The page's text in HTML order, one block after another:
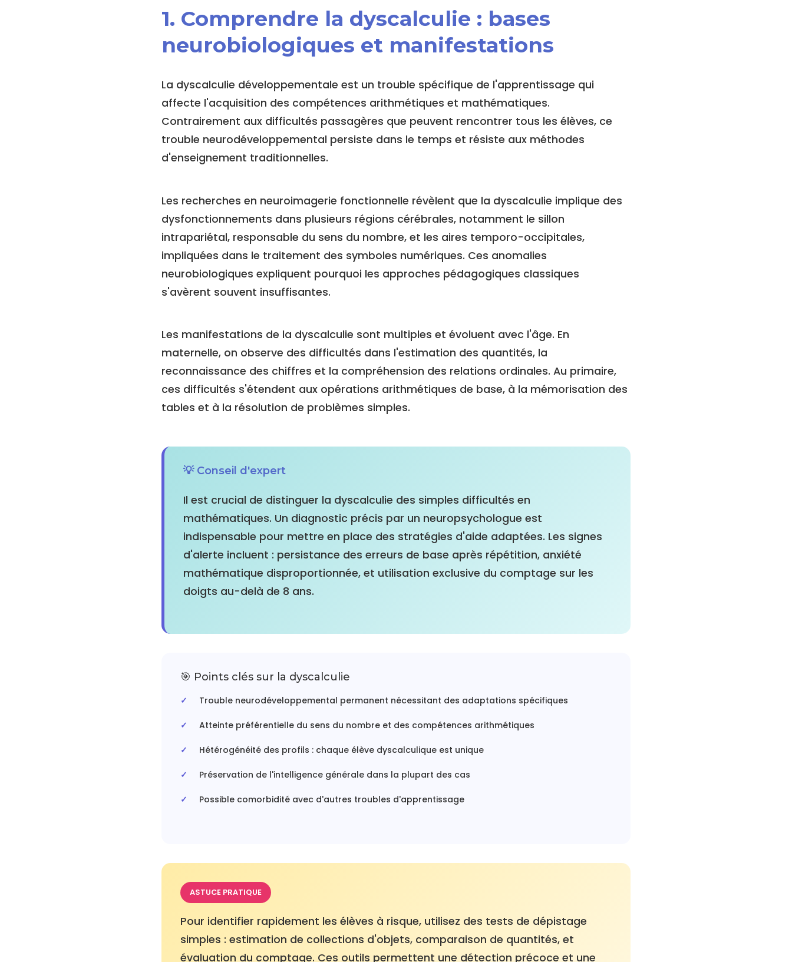
1. Comprendre la dyscalculie : bases
neurobiologiques et manifestations
La dyscalculie développementale est un trouble spécifique de l'apprentissage qui
affecte l'acquisition des compétences arithmétiques et mathématiques.
Contrairement aux difficultés passagères que peuvent rencontrer tous les élèves, ce
trouble neurodéveloppemental persiste dans le temps et résiste aux méthodes
d'enseignement traditionnelles.
Les recherches en neuroimagerie fonctionnelle révèlent que la dyscalculie implique des
dysfonctionnements dans plusieurs régions cérébrales, notamment le sillon
intrapariétal, responsable du sens du nombre, et les aires temporo-occipitales,
impliquées dans le traitement des symboles numériques. Ces anomalies
neurobiologiques expliquent pourquoi les approches pédagogiques classiques
s'avèrent souvent insuffisantes.
Les manifestations de la dyscalculie sont multiples et évoluent avec l'âge. En
maternelle, on observe des difficultés dans l'estimation des quantités, la
reconnaissance des chiffres et la compréhension des relations ordinales. Au primaire,
ces difficultés s'étendent aux opérations arithmétiques de base, à la mémorisation des
tables et à la résolution de problèmes simples.
💡 Conseil d'expert
Il est crucial de distinguer la dyscalculie des simples difficultés en
mathématiques. Un diagnostic précis par un neuropsychologue est
indispensable pour mettre en place des stratégies d'aide adaptées. Les signes
d'alerte incluent : persistance des erreurs de base après répétition, anxiété
mathématique disproportionnée, et utilisation exclusive du comptage sur les
doigts au-delà de 8 ans.
🎯 Points clés sur la dyscalculie
Trouble neurodéveloppemental permanent nécessitant des adaptations spécifiques
Atteinte préférentielle du sens du nombre et des compétences arithmétiques
Hétérogénéité des profils : chaque élève dyscalculique est unique
Préservation de l'intelligence générale dans la plupart des cas
Possible comorbidité avec d'autres troubles d'apprentissage
ASTUCE PRATIQUE
Pour identifier rapidement les élèves à risque, utilisez des tests de dépistage
simples : estimation de collections d'objets, comparaison de quantités, et
évaluation du comptage. Ces outils permettent une détection précoce et une